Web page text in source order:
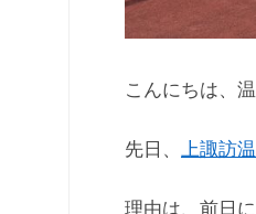
こんにちは、
先日、 上諏訪
理由は、前日